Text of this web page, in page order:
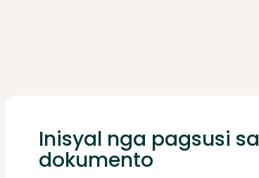
Inisyal nga pagsusi sa
dokumento